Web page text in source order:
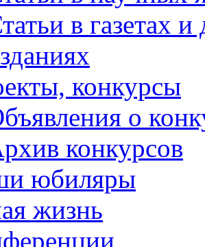
в газетах
конкурсы
о
конкурсов
юбиляры
жизнь